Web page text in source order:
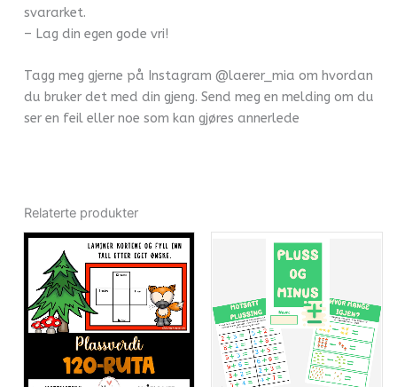
svararket.
– Lag din egen gode vri!
Tagg meg gjerne på Instagram @laerer_mia om hvordan
du bruker det med din gjeng. Send meg en melding om du
ser en feil eller noe som kan gjøres annerlede
Relaterte produkter